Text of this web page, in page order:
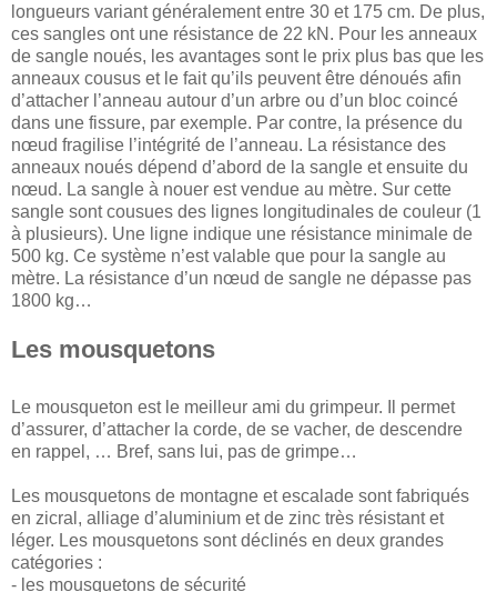
longueurs variant généralement entre 30 et 175 cm. De plus,
ces sangles ont une résistance de 22 kN. Pour les anneaux
de sangle noués, les avantages sont le prix plus bas que les
anneaux cousus et le fait qu’ils peuvent être dénoués afin
d’attacher l’anneau autour d’un arbre ou d’un bloc coincé
dans une fissure, par exemple. Par contre, la présence du
nœud fragilise l’intégrité de l’anneau. La résistance des
anneaux noués dépend d’abord de la sangle et ensuite du
nœud. La sangle à nouer est vendue au mètre. Sur cette
sangle sont cousues des lignes longitudinales de couleur (1
à plusieurs). Une ligne indique une résistance minimale de
500 kg. Ce système n’est valable que pour la sangle au
mètre. La résistance d’un nœud de sangle ne dépasse pas
1800 kg…
Les mousquetons
Le mousqueton est le meilleur ami du grimpeur. Il permet
d’assurer, d’attacher la corde, de se vacher, de descendre
en rappel, … Bref, sans lui, pas de grimpe…
Les mousquetons de montagne et escalade sont fabriqués
en zicral, alliage d’aluminium et de zinc très résistant et
léger. Les mousquetons sont déclinés en deux grandes
catégories :
- les mousquetons de sécurité